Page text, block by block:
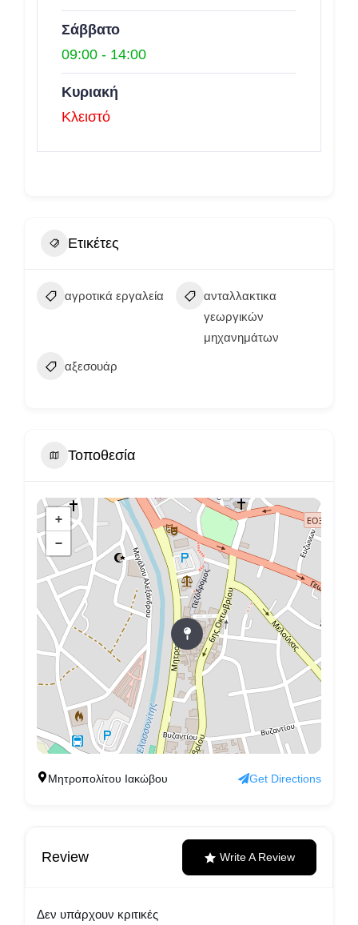
Σάββατο
09:00 - 14:00
Κυριακή
Κλειστό
Ετικέτες
αγροτικά εργαλεία
ανταλλακτικα
γεωργικών
μηχανημάτων
αξεσουάρ
Τοποθεσία
+
−
Μητροπολίτου Ιακώβου Get Directions
Review Write A Review
Δεν υπάρχουν κριτικές